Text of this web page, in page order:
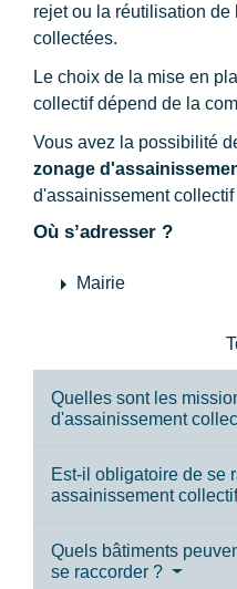
rejet ou la réutilisation
collectées.
Le choix de la mise en
collectif dépend de la
Vous avez la possibilité
zonage
d'assainissement
Où s’adresser ?
arrow_right Mairie
Quelles sont les
d'assainissement
Est-il obligatoire de se
assainissement
Quels bâtiments
se raccorder ?